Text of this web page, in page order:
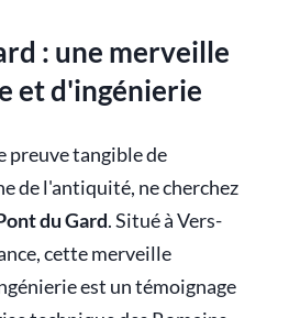
: une merveille
et d'ingénierie
preuve tangible de
de l'antiquité, ne cherchez
du Gard. Situé à Vers-
cette merveille
est un témoignage